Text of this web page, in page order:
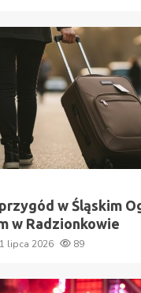
w Śląskim
w Radzionkowie
1 lipca 2026 89